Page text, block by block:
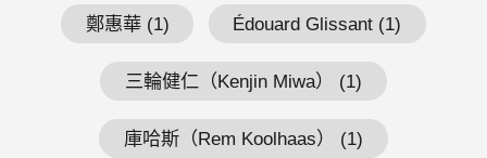
鄭惠華 (1) Édouard Glissant (1)
三輪健仁（Kenjin Miwa） (1)
庫哈斯（Rem Koolhaas） (1)